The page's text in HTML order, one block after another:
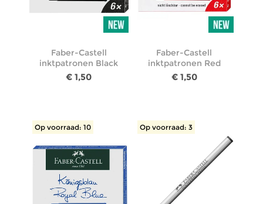
Faber-Castell
inktpatronen Black
€ 1,50
Faber-Castell
inktpatronen Red
€ 1,50
Op voorraad: 10 Op voorraad: 3